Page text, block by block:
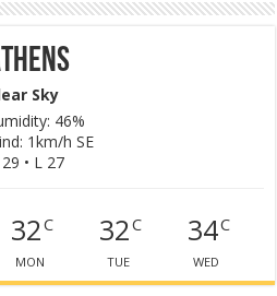
Sky
46%
1km/h SE
• L 27
32C
MON
32C
TUE
34C
WED